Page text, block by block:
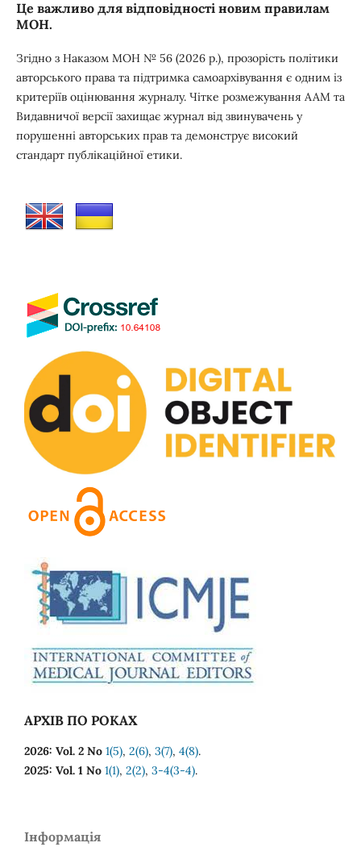
Це важливо для відповідності новим правилам
МОН.
Згідно з Наказом МОН № 56 (2026 р.), прозорість політики
авторського права та підтримка самоархівування є одним із
критеріїв оцінювання журналу. Чітке розмежування ААМ та
Видавничої версії захищає журнал від звинувачень у
порушенні авторських прав та демонструє високий
стандарт публікаційної етики.
АРХІВ ПО РОКАХ
2026: Vol. 2 No 1(5), 2(6), 3(7), 4(8).
2025: Vol. 1 No 1(1), 2(2), 3-4(3-4).
Інформація